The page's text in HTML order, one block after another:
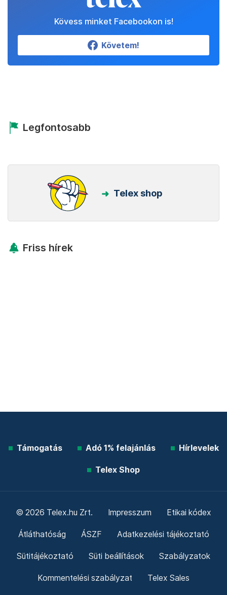
Kövess minket Facebookon is!
Követem!
Legfontosabb
Telex shop
Friss hírek
Támogatás Adó 1% felajánlás Hírlevelek
Telex Shop
© 2026 Telex.hu Zrt. Impresszum Etikai kódex
Átláthatóság ÁSZF Adatkezelési tájékoztató
Sütitájékoztató Süti beállítások Szabályzatok
Kommentelési szabályzat Telex Sales